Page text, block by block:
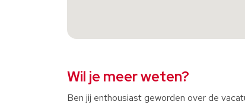
Wil je meer weten?
Ben jij enthousiast geworden over de